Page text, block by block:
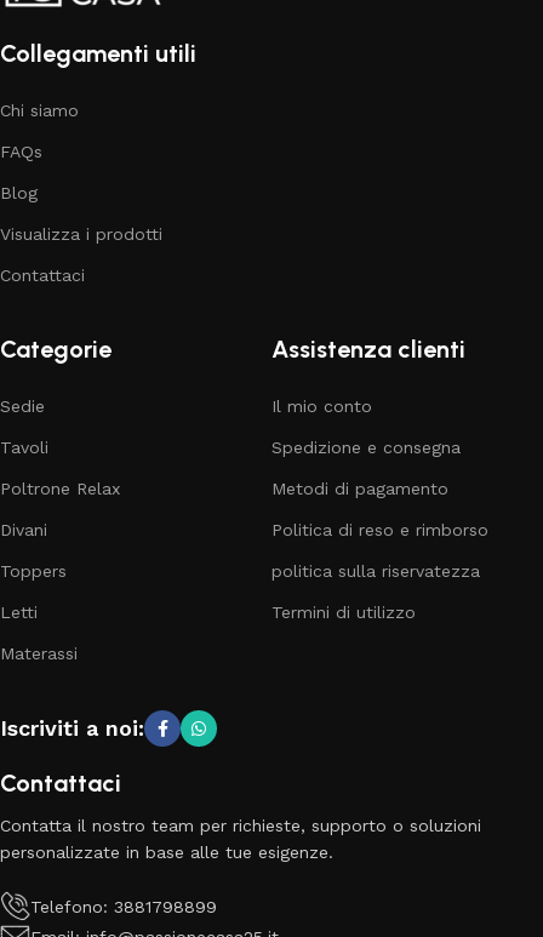
Collegamenti utili
Chi siamo
FAQs
Blog
Visualizza i prodotti
Contattaci
Categorie
Sedie
Tavoli
Poltrone Relax
Divani
Toppers
Letti
Materassi
Assistenza clienti
Il mio conto
Spedizione e consegna
Metodi di pagamento
Politica di reso e rimborso
politica sulla riservatezza
Termini di utilizzo
Iscriviti a noi:
Contattaci
Contatta il nostro team per richieste, supporto o soluzioni
personalizzate in base alle tue esigenze.
Telefono: 3881798899